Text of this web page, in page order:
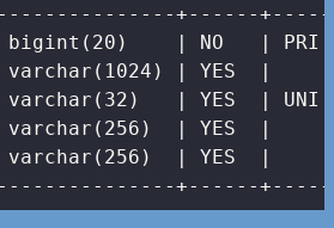
+------
bigint(20)    | NO
| PRI
varchar( 1024 ) | YES  |
varchar(32)   | YES
| UNI
varchar( 256 ) | YES  |
varchar(256)  | YES
|
+------